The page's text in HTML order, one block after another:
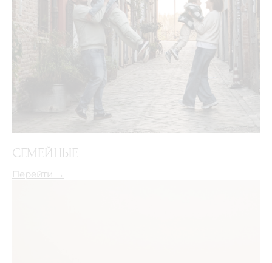
СЕМЕЙНЫЕ
Перейти →